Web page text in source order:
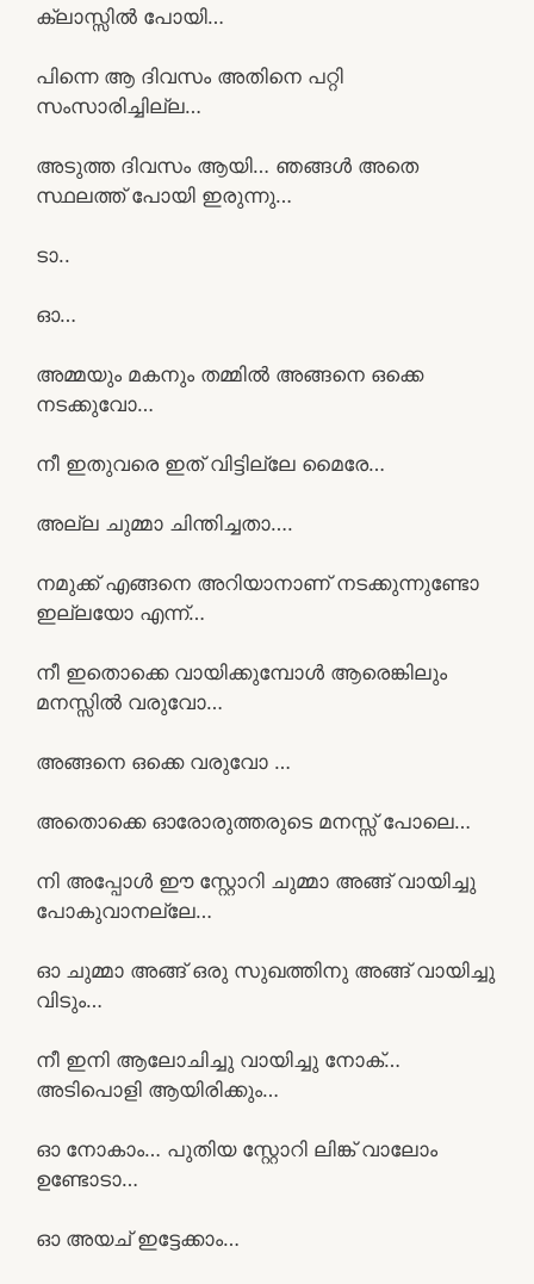
ക്ലാസ്സിൽ പോയി…
പിന്നെ ആ ദിവസം അതിനെ പറ്റി
സംസാരിച്ചില്ല…
അടുത്ത ദിവസം ആയി… ഞങ്ങൾ അതെ
സ്ഥലത്ത് പോയി ഇരുന്നു…
ടാ..
ഓ…
അമ്മയും മകനും തമ്മിൽ അങ്ങനെ ഒക്കെ
നടക്കുവോ…
നീ ഇതുവരെ ഇത് വിട്ടില്ലേ മൈരേ…
അല്ല ചുമ്മാ ചിന്തിച്ചതാ….
നമുക്ക് എങ്ങനെ അറിയാനാണ് നടക്കുന്നുണ്ടോ
ഇല്ലയോ എന്ന്…
നീ ഇതൊക്കെ വായിക്കുമ്പോൾ ആരെങ്കിലും
മനസ്സിൽ വരുവോ…
അങ്ങനെ ഒക്കെ വരുവോ …
അതൊക്കെ ഓരോരുത്തരുടെ മനസ്സ് പോലെ…
നി അപ്പോൾ ഈ സ്റ്റോറി ചുമ്മാ അങ്ങ് വായിച്ചു
പോകുവാനല്ലേ…
ഓ ചുമ്മാ അങ്ങ് ഒരു സുഖത്തിനു അങ്ങ് വായിച്ചു
വിടും…
നീ ഇനി ആലോചിച്ചു വായിച്ചു നോക്…
അടിപൊളി ആയിരിക്കും…
ഓ നോകാം… പുതിയ സ്റ്റോറി ലിങ്ക് വാലോം
ഉണ്ടോടാ…
ഓ അയച് ഇട്ടേക്കാം…